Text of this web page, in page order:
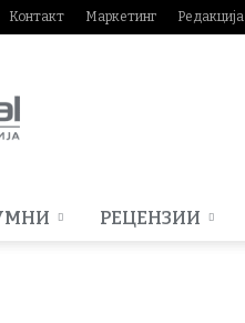
Контакт Маркетинг Редакција
РЕЦЕНЗИИ